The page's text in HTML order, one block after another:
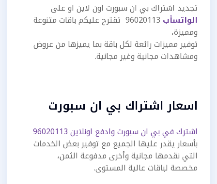
تجديد اشتراك بي ان سبورت اون لاين او على
الواتسأب
96020113 تقترح عليكم باقات متنوعة
ومميزة،
توفير مميزات رائعة لكل باقة بما يميزها من عروض
ومشاهدات مجانية وغير مجانية.
اسعار اشتراك بي ان سبورت
اشترك في بي ان سبورت وادفع اونلاين 96020113
بأسعار يقدر عليها الجميع مع توفير بعض الخدمات
التي نقدمها مجانية وأخرى مدفوعة الثمن،
مخصصة لباقات عالية المستوى.